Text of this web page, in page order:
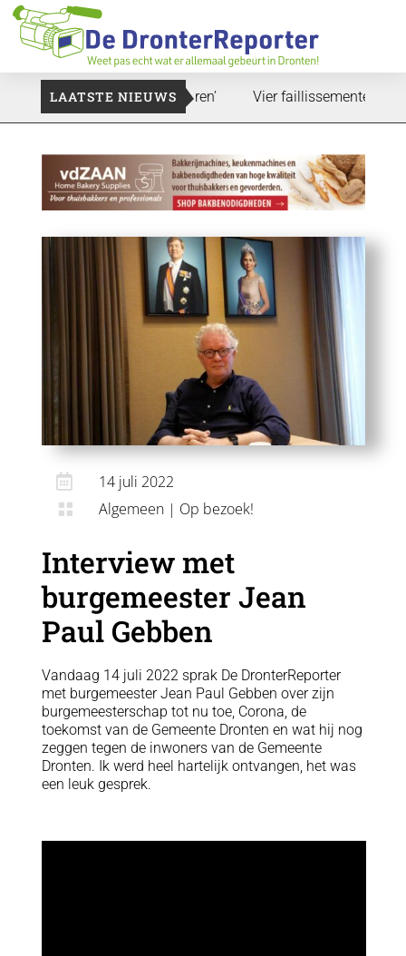
LAATSTE NIEUWS
zal ook nog wel even duren’ Vier faillissementen in juli:
 14 juli 2022
 Algemeen | Op bezoek!
Interview met
burgemeester Jean
Paul Gebben
Vandaag 14 juli 2022 sprak De DronterReporter
met burgemeester Jean Paul Gebben over zijn
burgemeesterschap tot nu toe, Corona, de
toekomst van de Gemeente Dronten en wat hij nog
zeggen tegen de inwoners van de Gemeente
Dronten. Ik werd heel hartelijk ontvangen, het was
een leuk gesprek.